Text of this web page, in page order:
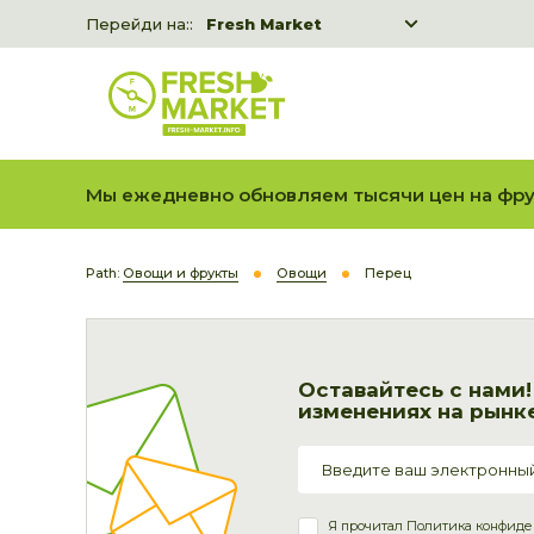
Перейди на::
Fresh Market
Fresh Market event B2B
Мы ежедневно обновляем тысячи цен на
Path: Овощи и фрукты Овощи Перец
Оставайтесь с
изменениях на
Я прочитал Политика